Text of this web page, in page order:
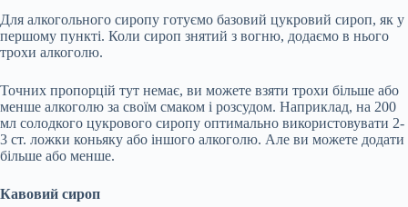
Для алкогольного сиропу готуємо базовий цукровий сироп, як у
першому пункті. Коли сироп знятий з вогню, додаємо в нього
трохи алкоголю.
Точних пропорцій тут немає, ви можете взяти трохи більше або
менше алкоголю за своїм смаком і розсудом. Наприклад, на 200
мл солодкого цукрового сиропу оптимально використовувати 2-
3 ст. ложки коньяку або іншого алкоголю. Але ви можете додати
більше або менше.
Кавовий сироп